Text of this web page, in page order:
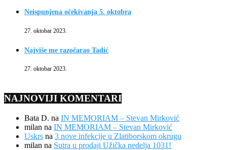
Neispunjena očekivanja 5. oktobra
27. oktobar 2023.
Najviše me razočarao Tadić
27. oktobar 2023.
NAJNOVIJI KOMENTARI
Bata D. na IN MEMORIAM – Stevan Mirković
milan na IN MEMORIAM – Stevan Mirković
Uskrs na 3 nove infekcije u Zlatiborskom okrugu
milan na Sutra u prodaji Užička nedelja 1031!